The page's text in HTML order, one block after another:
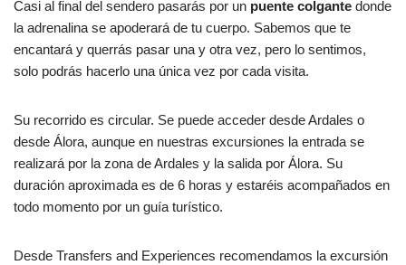
Casi al final del sendero pasarás por un puente colgante donde
la adrenalina se apoderará de tu cuerpo. Sabemos que te
encantará y querrás pasar una y otra vez, pero lo sentimos,
solo podrás hacerlo una única vez por cada visita.
Su recorrido es circular. Se puede acceder desde Ardales o
desde Álora, aunque en nuestras excursiones la entrada se
realizará por la zona de Ardales y la salida por Álora. Su
duración aproximada es de 6 horas y estaréis acompañados en
todo momento por un guía turístico.
Desde Transfers and Experiences recomendamos la excursión